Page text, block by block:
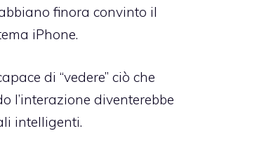
finora convinto il
iPhone.
di “vedere” ciò che
l’interazione diventerebbe
intelligenti.